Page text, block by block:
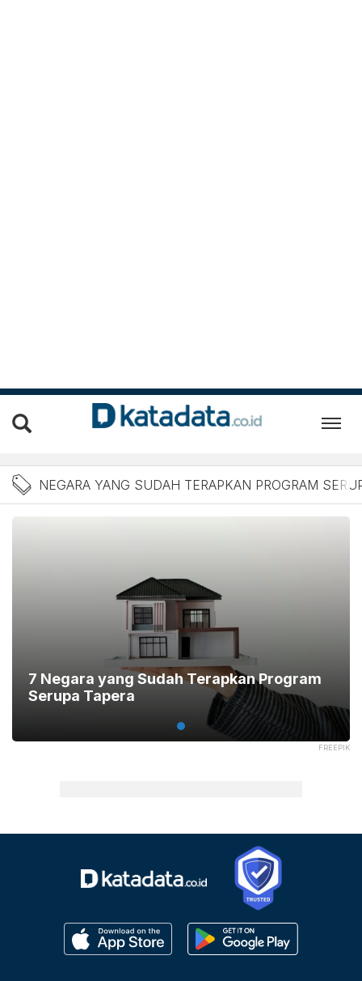
Berita Negara yang
NEGARA YANG SUDAH TERAPKAN PROGRAM
FREEPIK
7 Negara yang Sudah Terapkan Program
Serupa Tapera